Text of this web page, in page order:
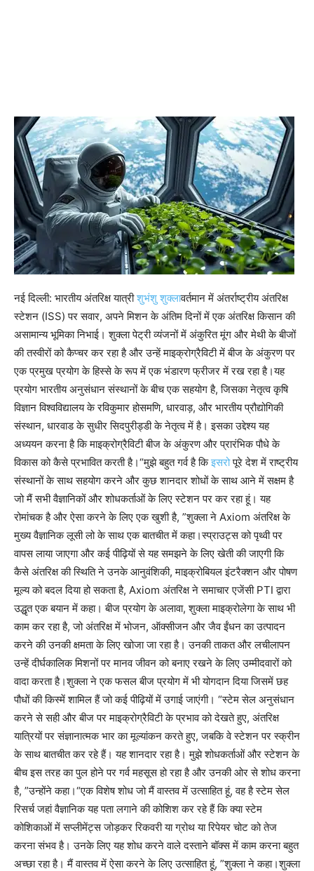
नई दिल्ली: भारतीय अंतरिक्ष यात्रीशुभंशु शुक्लावर्तमान में अंतर्राष्ट्रीय अंतरिक्ष
स्टेशन (ISS) पर सवार, अपने मिशन के अंतिम दिनों में एक अंतरिक्ष किसान की
असामान्य भूमिका निभाई।शुक्ला पेट्री व्यंजनों में अंकुरित मूंग और मेथी के बीजों
की तस्वीरों को कैप्चर कर रहा है और उन्हें माइक्रोग्रैविटी में बीज के अंकुरण पर
एक प्रमुख प्रयोग के हिस्से के रूप में एक भंडारण फ्रीजर में रख रहा है।यह
प्रयोग भारतीय अनुसंधान संस्थानों के बीच एक सहयोग है, जिसका नेतृत्व कृषि
विज्ञान विश्वविद्यालय के रविकुमार होसमणि, धारवाड़, और भारतीय प्रौद्योगिकी
संस्थान, धारवाड के सुधीर सिदपुरीड्डी के नेतृत्व में है। इसका उद्देश्य यह
अध्ययन करना है कि माइक्रोग्रैविटी बीज के अंकुरण और प्रारंभिक पौधे के
विकास को कैसे प्रभावित करती है।“मुझे बहुत गर्व है किइसरोपूरे देश में राष्ट्रीय
संस्थानों के साथ सहयोग करने और कुछ शानदार शोधों के साथ आने में सक्षम है
जो मैं सभी वैज्ञानिकों और शोधकर्ताओं के लिए स्टेशन पर कर रहा हूं। यह
रोमांचक है और ऐसा करने के लिए एक खुशी है, ”शुक्ला ने Axiom अंतरिक्ष के
मुख्य वैज्ञानिक लूसी लो के साथ एक बातचीत में कहा।स्प्राउट्स को पृथ्वी पर
वापस लाया जाएगा और कई पीढ़ियों से यह समझने के लिए खेती की जाएगी कि
कैसे अंतरिक्ष की स्थिति ने उनके आनुवंशिकी, माइक्रोबियल इंटरैक्शन और पोषण
मूल्य को बदल दिया हो सकता है, Axiom अंतरिक्ष ने समाचार एजेंसी PTI द्वारा
उद्धृत एक बयान में कहा।बीज प्रयोग के अलावा, शुक्ला माइक्रोलेगा के साथ भी
काम कर रहा है, जो अंतरिक्ष में भोजन, ऑक्सीजन और जैव ईंधन का उत्पादन
करने की उनकी क्षमता के लिए खोजा जा रहा है। उनकी ताकत और लचीलापन
उन्हें दीर्घकालिक मिशनों पर मानव जीवन को बनाए रखने के लिए उम्मीदवारों को
वादा करता है।शुक्ला ने एक फसल बीज प्रयोग में भी योगदान दिया जिसमें छह
पौधों की किस्में शामिल हैं जो कई पीढ़ियों में उगाई जाएंगी। “स्टेम सेल अनुसंधान
करने से सही और बीज पर माइक्रोग्रैविटी के प्रभाव को देखते हुए, अंतरिक्ष
यात्रियों पर संज्ञानात्मक भार का मूल्यांकन करते हुए, जबकि वे स्टेशन पर स्क्रीन
के साथ बातचीत कर रहे हैं। यह शानदार रहा है। मुझे शोधकर्ताओं और स्टेशन के
बीच इस तरह का पुल होने पर गर्व महसूस हो रहा है और उनकी ओर से शोध करना
है, ”उन्होंने कहा।“एक विशेष शोध जो मैं वास्तव में उत्साहित हूं, वह है स्टेम सेल
रिसर्च जहां वैज्ञानिक यह पता लगाने की कोशिश कर रहे हैं कि क्या स्टेम
कोशिकाओं में सप्लीमेंट्स जोड़कर रिकवरी या ग्रोथ या रिपेयर चोट को तेज
करना संभव है। उनके लिए यह शोध करने वाले दस्ताने बॉक्स में काम करना बहुत
अच्छा रहा है। मैं वास्तव में ऐसा करने के लिए उत्साहित हूं, ”शुक्ला ने कहा।शुक्ला